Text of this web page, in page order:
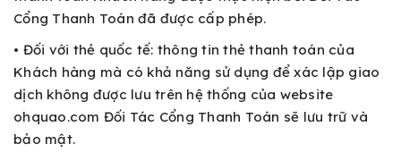
Cổng Thanh Toán đã được cấp phép.
• Đối với thẻ quốc tế: thông tin thẻ thanh toán của
Khách hàng mà có khả năng sử dụng để xác lập giao
dịch không được lưu trên hệ thống của website
ohquao.com Đối Tác Cổng Thanh Toán sẽ lưu trữ và
bảo mật.